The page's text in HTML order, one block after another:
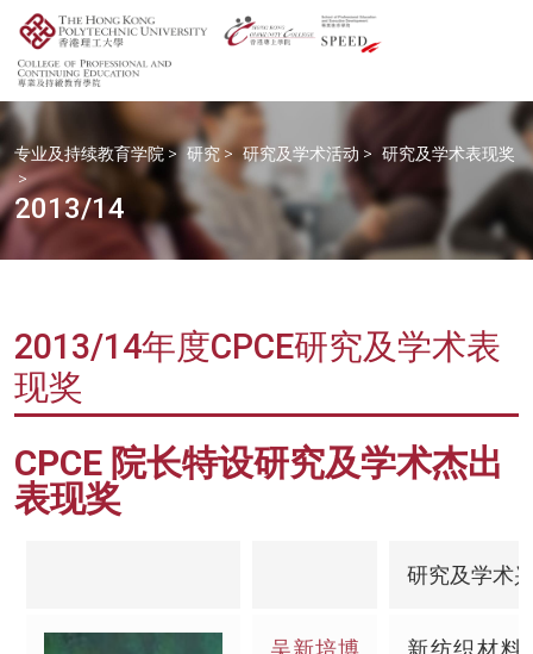
专业及持续教育学院> 研究 > 研究及学术活动 > 研究及学术表现奖
>
2013/14
2013/14年度CPCE研究及学术表
现奖
CPCE 院长特设研究及学术杰出
表现奖
研究及学术
吴新培博
新纺织材料